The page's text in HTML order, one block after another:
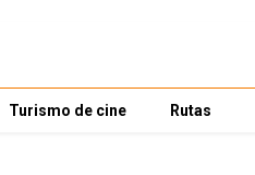
Turismo de cine Rutas